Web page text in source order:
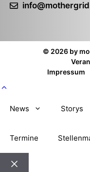
© 2026 by
Impressum
News Storys
Termine